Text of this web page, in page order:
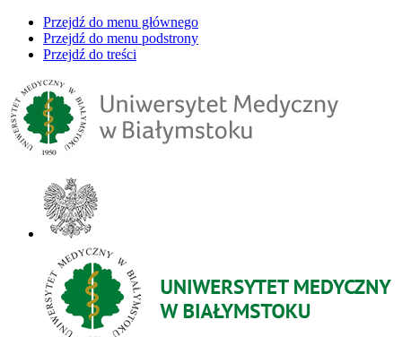
Przejdź do menu głównego
Przejdź do menu podstrony
Przejdź do treści